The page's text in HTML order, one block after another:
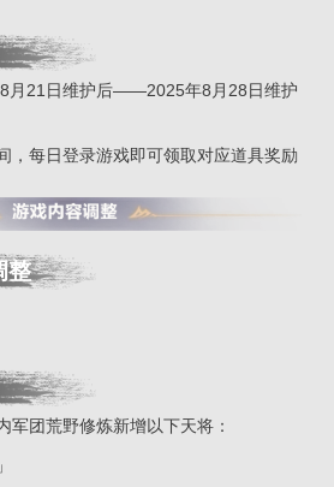
8月21日维护后——2025年8月28日维护
，每日登录游戏即可领取对应道具奖励
整
军团荒野修炼新增以下天将：